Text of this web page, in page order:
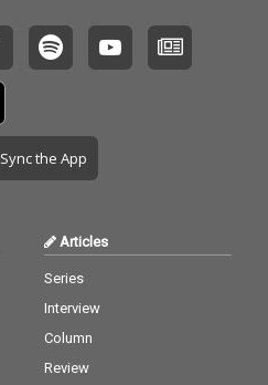
Sync the App
Articles
Series
Interview
Column
Review